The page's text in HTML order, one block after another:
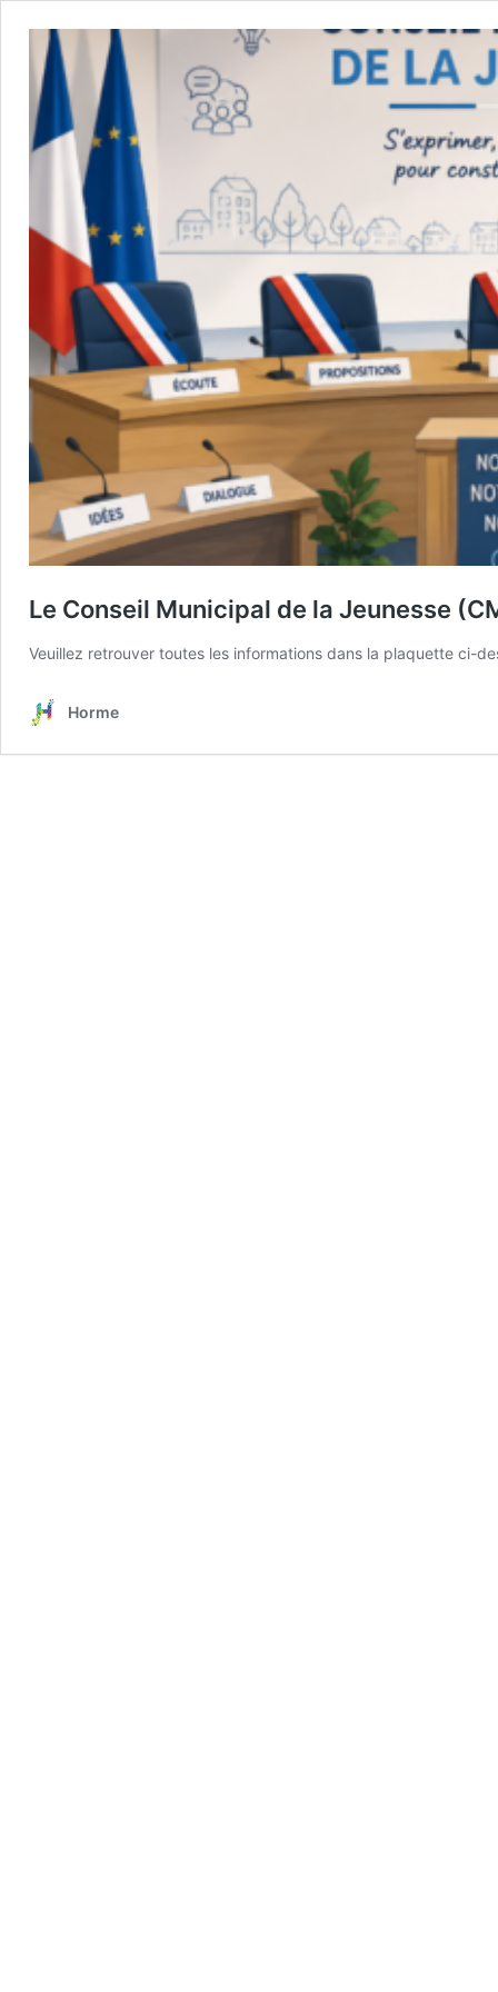
Le Conseil Municipal de la Jeunesse
Veuillez retrouver toutes les informations dans la plaquette ci-
Horme